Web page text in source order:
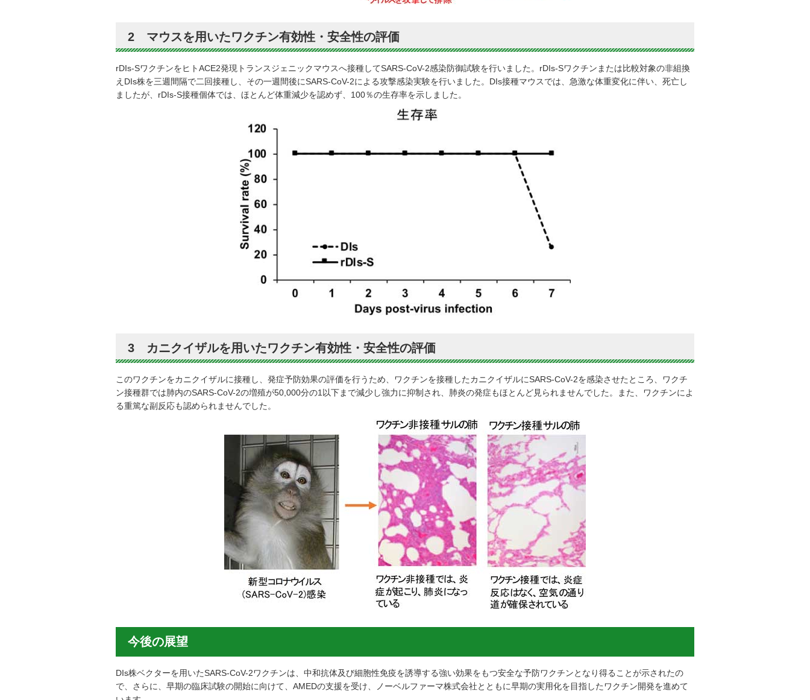
2 マウスを用いたワクチン有効性・安全性の評価
rDIs-SワクチンをヒトACE2発現トランスジェニックマウスへ接種してSARS-CoV-2感染防御試験を行いました。rDIs-Sワクチンまたは比較対象の非組換
えDIs株を三週間隔で二回接種し、その一週間後にSARS-CoV-2による攻撃感染実験を行いました。DIs接種マウスでは、急激な体重変化に伴い、死亡し
ましたが、rDIs-S接種個体では、ほとんど体重減少を認めず、100％の生存率を示しました。
3 カニクイザルを用いたワクチン有効性・安全性の評価
このワクチンをカニクイザルに接種し、発症予防効果の評価を行うため、ワクチンを接種したカニクイザルにSARS-CoV-2を感染させたところ、ワクチ
ン接種群では肺内のSARS-CoV-2の増殖が50,000分の1以下まで減少し強力に抑制され、肺炎の発症もほとんど見られませんでした。また、ワクチンによ
る重篤な副反応も認められませんでした。
今後の展望
DIs株ベクターを用いたSARS-CoV-2ワクチンは、中和抗体及び細胞性免疫を誘導する強い効果をもつ安全な予防ワクチンとなり得ることが示されたの
で、さらに、早期の臨床試験の開始に向けて、AMEDの支援を受け、ノーベルファーマ株式会社とともに早期の実用化を目指したワクチン開発を進めて